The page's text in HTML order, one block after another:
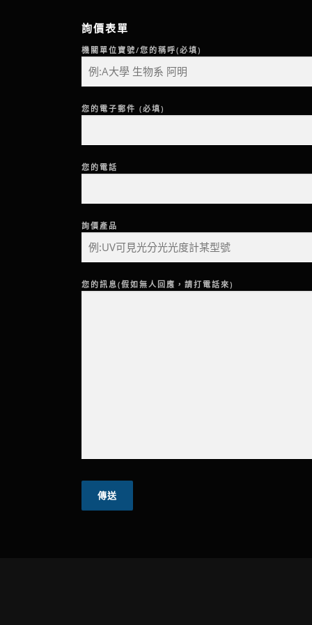
詢價表單
機關單位寶號/您的稱呼(必填)
您的電子郵件 (必填)
您的電話
詢價產品
您的訊息(假如無人回應，請打電話來)